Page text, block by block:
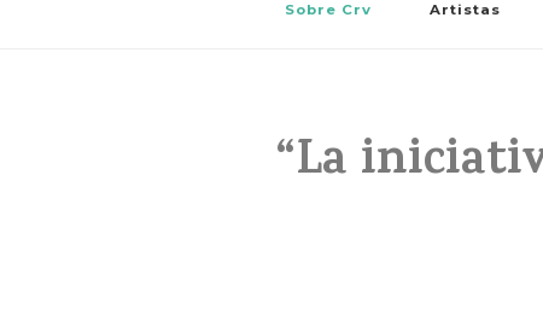
Sobre Crv Artistas
“La